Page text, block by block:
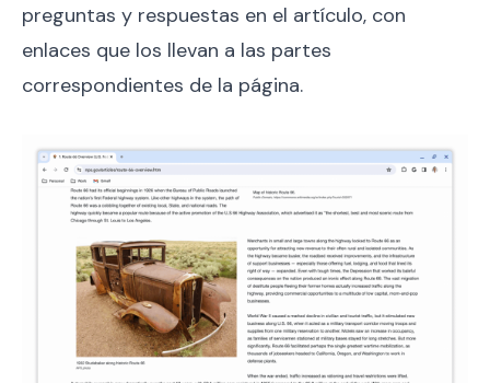
preguntas y respuestas en el artículo, con
enlaces que los llevan a las partes
correspondientes de la página.